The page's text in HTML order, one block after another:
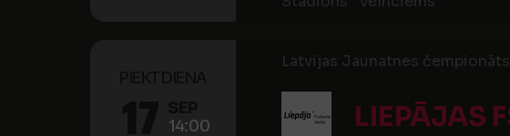
14:00
Latvijas Jaunatnes
LIEPĀJAS